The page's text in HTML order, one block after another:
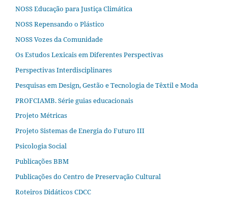
NOSS Educação para Justiça Climática
NOSS Repensando o Plástico
NOSS Vozes da Comunidade
Os Estudos Lexicais em Diferentes Perspectivas
Perspectivas Interdisciplinares
Pesquisas em Design, Gestão e Tecnologia de Têxtil e Moda
PROFCIAMB. Série guias educacionais
Projeto Métricas
Projeto Sistemas de Energia do Futuro III
Psicologia Social
Publicações BBM
Publicações do Centro de Preservação Cultural
Roteiros Didáticos CDCC